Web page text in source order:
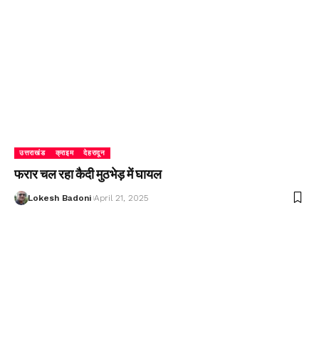
उत्तराखंड क्राइम देहरादून
फरार चल रहा कैदी मुठभेड़ में घायल
Lokesh Badoni April 21, 2025